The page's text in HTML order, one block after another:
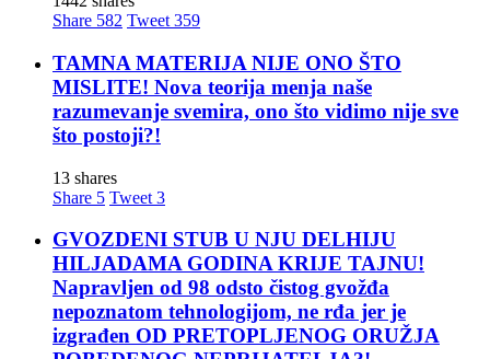
Share 582 Tweet 359
TAMNA MATERIJA NIJE ONO ŠTO
MISLITE! Nova teorija menja naše
razumevanje svemira, ono što vidimo nije sve
što postoji?!
13 shares
Share 5 Tweet 3
GVOZDENI STUB U NJU DELHIJU
HILJADAMA GODINA KRIJE TAJNU!
Napravljen od 98 odsto čistog gvožđa
nepoznatom tehnologijom, ne rđa jer je
izgrađen OD PRETOPLJENOG ORUŽJA